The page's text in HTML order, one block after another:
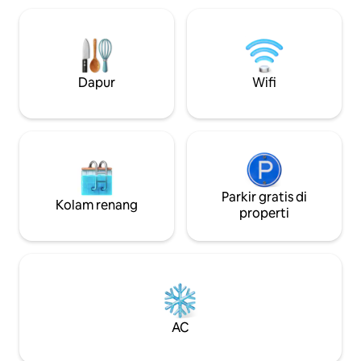
yang telah
dekorasi
lengkap untuk
Saya menantikan
Dapur Wifi
Kolam renang
Parkir gratis di
properti
AC